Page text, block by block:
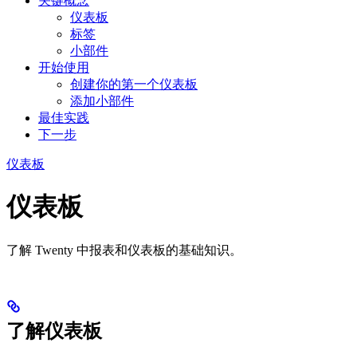
仪表板
标签
小部件
开始使用
创建你的第一个仪表板
添加小部件
最佳实践
下一步
仪表板
仪表板
了解 Twenty 中报表和仪表板的基础知识。
了解仪表板